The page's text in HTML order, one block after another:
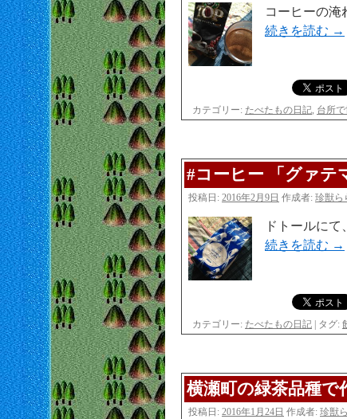
コーヒーの淹
続きを読む →
カテゴリー: たべたもの日記, 台所
#コーヒー 「グァ
投稿日: 2016年2月9日 作成者: 珍獣ら
ドトールにて
続きを読む →
カテゴリー: たべたもの日記 タグ:
横瀬町の緑茶品種で
投稿日: 2016年1月24日 作成者: 珍獣